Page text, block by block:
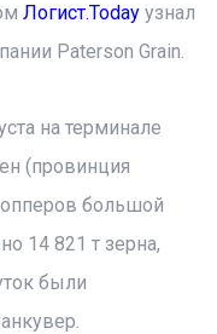
Логист.Today узнал
Paterson Grain.
на терминале
(провинция
большой
14 821 т зерна,
были